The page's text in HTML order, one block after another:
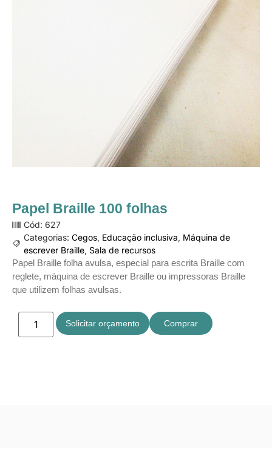
Papel Braille 100 folhas
Cód: 627
Categorias: Cegos, Educação inclusiva, Máquina de
escrever Braille, Sala de recursos
Papel Braille folha avulsa, especial para escrita Braille com
reglete, máquina de escrever Braille ou impressoras Braille
que utilizem folhas avulsas.
Solicitar orçamento Comprar